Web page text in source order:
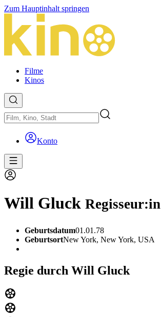
Zum Hauptinhalt springen
Filme
Kinos
Konto
Will Gluck Regisseur:in
Geburtsdatum01.01.78
GeburtsortNew York, New York, USA
Regie durch Will Gluck